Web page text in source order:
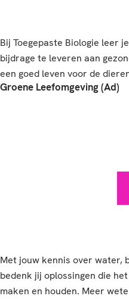
Bij Toegepaste Biologie leer
bijdrage te leveren aan
een goed leven voor de
Groene Leefomgeving (Ad)
Met jouw kennis over water,
bedenk jij oplossingen die
maken en houden. Meer